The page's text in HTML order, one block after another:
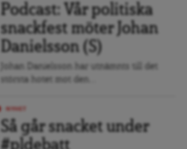
Podcast: Vår politiska
snackfest möter Johan
Danielsson (S)
Johan Danielsson har utnämnts till det
största hotet mot den...
Så går snacket under